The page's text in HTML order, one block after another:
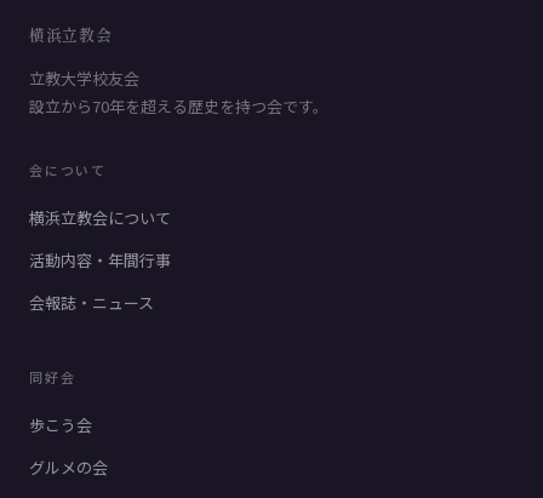
横浜立教会
立教大学校友会
設立から70年を超える歴史を持つ会です。
会について
横浜立教会について
活動内容・年間行事
会報誌・ニュース
同好会
歩こう会
グルメの会